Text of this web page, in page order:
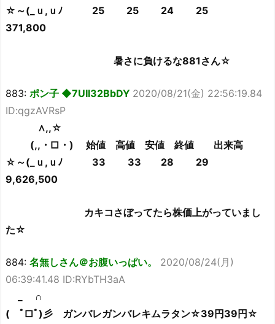
☆～(_ｕ,ｕﾉ 25 25 24 25
371,800
暑さに負けるな881さん☆
883: ポン子 ◆7UII32BbDY 2020/08/21(金) 22:56:19.84
ID:qgzAVRsP
∧,,☆
(,,・□・) 始値 高値 安値 終値 出来高
☆～(_ｕ,ｕﾉ 33 33 28 29
9,626,500
カキコさぼってたら株価上がっていまし
た☆
884: 名無しさん＠お腹いっぱい。
2020/08/24(月)
06:39:41.48 ID:RYbTH3aA
_ ∩
( ﾟ□ﾟ)彡 ガンバレガンバレキムラタン☆39円39円☆